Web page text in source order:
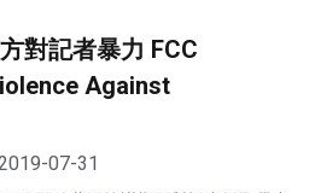
對記者暴力 FCC
Against
07-31